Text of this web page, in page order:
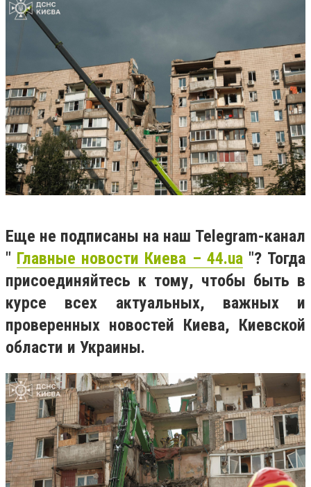
Еще не подписаны на наш Telegram-канал
" Главные новости Киева – 44.ua"? Тогда
присоединяйтесь к тому, чтобы быть в
курсе всех актуальных, важных и
проверенных новостей Киева, Киевской
области и Украины.